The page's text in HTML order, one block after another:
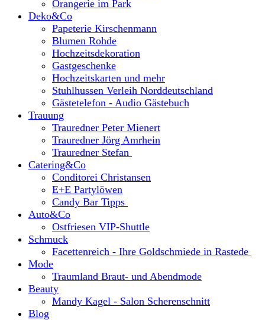
Orangerie im Park
Deko&Co
Papeterie Kirschenmann
Blumen Rohde
Hochzeitsdekoration
Gastgeschenke
Hochzeitskarten und mehr
Stuhlhussen Verleih Norddeutschland
Gästetelefon - Audio Gästebuch
Trauung
Trauredner Peter Mienert
Trauredner Jörg Amrhein
Trauredner Stefan
Catering&Co
Conditorei Christansen
E+E Partylöwen
Candy Bar Tipps
Auto&Co
Ostfriesen VIP-Shuttle
Schmuck
Facettenreich - Ihre Goldschmiede in Rastede
Mode
Traumland Braut- und Abendmode
Beauty
Mandy Kagel - Salon Scherenschnitt
Blog